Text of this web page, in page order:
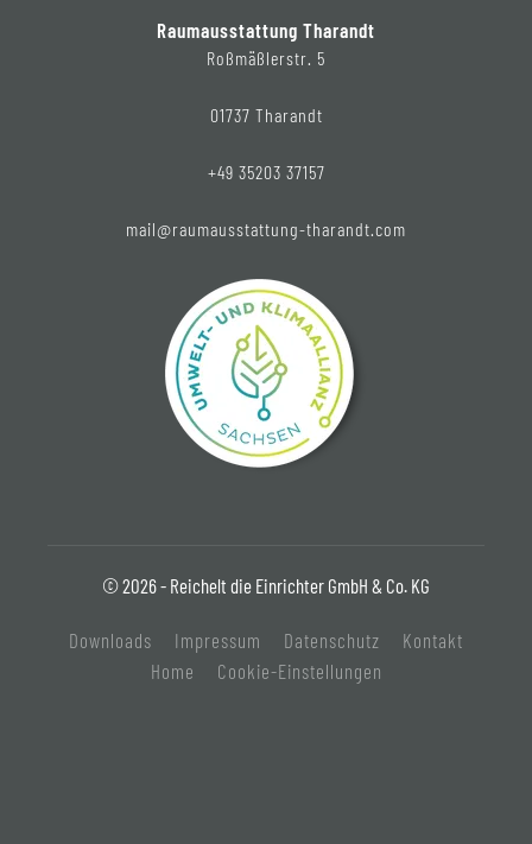
Raumausstattung Tharandt
Roßmäßlerstr. 5
01737 Tharandt
+49 35203 37157
mail@raumausstattung-tharandt.com
© 2026 - Reichelt die Einrichter GmbH & Co. KG
Downloads Impressum Datenschutz
Kontakt
Home
Cookie-Einstellungen